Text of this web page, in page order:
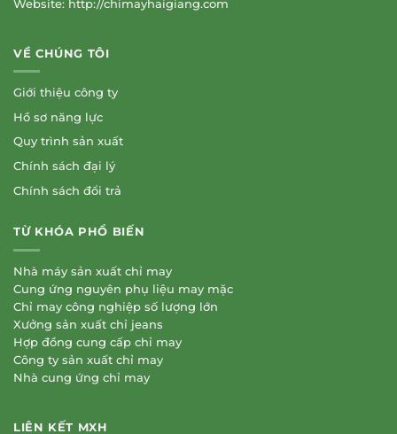
Website: http://chimayhaigiang.com
VỀ CHÚNG TÔI
Giới thiệu công ty
Hồ sơ năng lực
Quy trình sản xuất
Chính sách đại lý
Chính sách đổi trả
TỪ KHÓA PHỔ BIẾN
Nhà máy sản xuất chỉ may
Cung ứng nguyên phụ liệu may mặc
Chỉ may công nghiệp số lượng lớn
Xưởng sản xuất chỉ jeans
Hợp đồng cung cấp chỉ may
Công ty sản xuất chỉ may
Nhà cung ứng chỉ may
LIÊN KẾT MXH